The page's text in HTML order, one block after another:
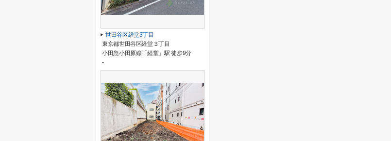
世田谷区経堂3丁目
東京都世田谷区経堂３丁目
小田急小田原線「経堂」駅 徒歩9分
-